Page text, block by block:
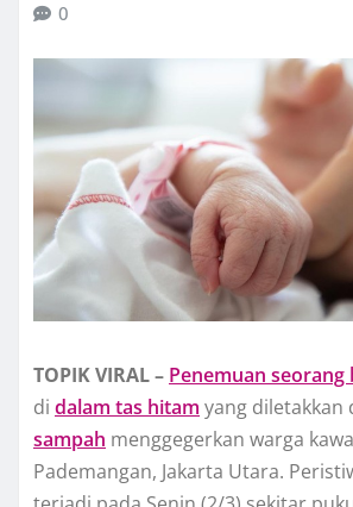
0
TOPIK VIRAL – Penemuan
di dalam tas hitam yang diletakkan
sampah menggegerkan warga
Pademangan, Jakarta Utara.